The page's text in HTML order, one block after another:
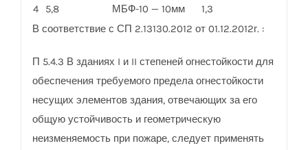
4
5,8 МБФ-10 — 10мм
1,3
В соответствие с СП 2.13130.2012 от 01.12.2012г. :
П 5.4.3 В зданиях I и II степеней огнестойкости для
обеспечения требуемого предела огнестойкости
несущих элементов здания, отвечающих за его
общую устойчивость и геометрическую
неизменяемость при пожаре, следует применять